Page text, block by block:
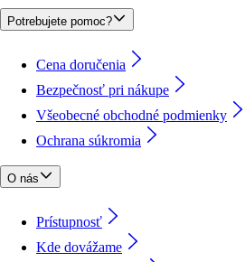
Potrebujete pomoc?
Cena doručenia
Bezpečnosť pri nákupe
Všeobecné obchodné podmienky
Ochrana súkromia
O nás
Prístupnosť
Kde dovážame